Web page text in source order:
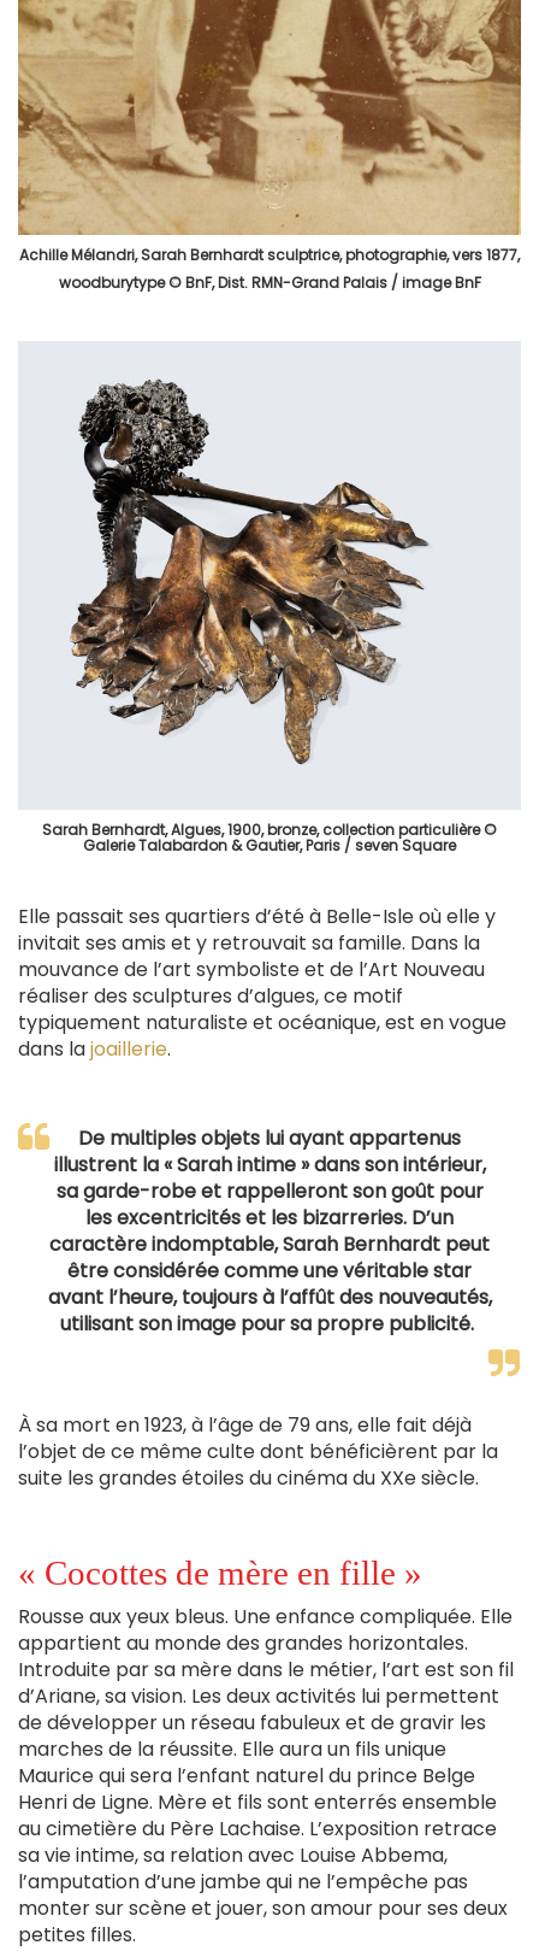
Achille Mélandri, Sarah Bernhardt sculptrice, photographie, vers 1877,
woodburytype © BnF, Dist. RMN-Grand Palais / image BnF
Sarah Bernhardt, Algues, 1900, bronze, collection particulière ©
Galerie Talabardon & Gautier, Paris / seven Square
Elle passait ses quartiers d’été à Belle-Isle où elle y
invitait ses amis et y retrouvait sa famille. Dans la
mouvance de l’art symboliste et de l’Art Nouveau
réaliser des sculptures d’algues, ce motif
typiquement naturaliste et océanique, est en vogue
dans lajoaillerie.
De multiples objets lui ayant appartenus
illustrent la « Sarah intime » dans son intérieur,
sa garde-robe et rappelleront son goût pour
les excentricités et les bizarreries. D’un
caractère indomptable, Sarah Bernhardt peut
être considérée comme une véritable star
avant l’heure, toujours à l’affût des nouveautés,
utilisant son image pour sa propre publicité.
À sa mort en 1923, à l’âge de 79 ans, elle fait déjà
l’objet de ce même culte dont bénéficièrent par la
suite les grandes étoiles du cinéma du XXe siècle.
« Cocottes de mère en fille »
Rousse aux yeux bleus. Une enfance compliquée. Elle
appartient au monde des grandes horizontales.
Introduite par sa mère dans le métier, l’art est son fil
d’Ariane, sa vision. Les deux activités lui permettent
de développer un réseau fabuleux et de gravir les
marches de la réussite. Elle aura un fils unique
Maurice qui sera l’enfant naturel du prince Belge
Henri de Ligne. Mère et fils sont enterrés ensemble
au cimetière du Père Lachaise. L’exposition retrace
sa vie intime, sa relation avec Louise Abbema,
l’amputation d’une jambe qui ne l’empêche pas
monter sur scène et jouer, son amour pour ses deux
petites filles.